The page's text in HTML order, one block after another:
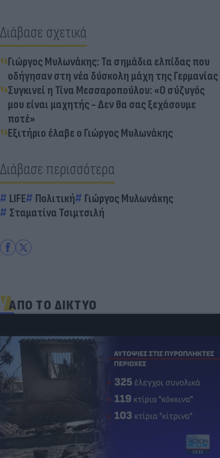
Διάβασε σχετικά
Γιώργος Μυλωνάκης: Τα σημάδια ελπίδας που
οδήγησαν στη νέα δύσκολη μάχη της Γερμανίας
Συγκινεί η Τίνα Μεσσαροπούλου: «Ο σύζυγός
μου είναι μαχητής - Δεν θα σας ξεχάσουμε
ποτέ»
Εξιτήριο έλαβε ο Γιώργος Μυλωνάκης
Διάβασε περισσότερα
LIFE Πολιτική
Γιώργος Μυλωνάκης
Σταματίνα Τσιμτσιλή
ΑΠΟ ΤΟ ΔΙΚΤΥΟ